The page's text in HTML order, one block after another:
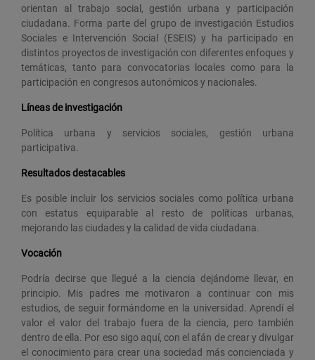
orientan al trabajo social, gestión urbana y participación
ciudadana. Forma parte del grupo de investigación Estudios
Sociales e Intervención Social (ESEIS) y ha participado en
distintos proyectos de investigación con diferentes enfoques y
temáticas, tanto para convocatorias locales como para la
participación en congresos autonómicos y nacionales.
Líneas de investigación
Política urbana y servicios sociales, gestión urbana
participativa.
Resultados destacables
Es posible incluir los servicios sociales como política urbana
con estatus equiparable al resto de políticas urbanas,
mejorando las ciudades y la calidad de vida ciudadana.
Vocación
Podría decirse que llegué a la ciencia dejándome llevar, en
principio. Mis padres me motivaron a continuar con mis
estudios, de seguir formándome en la universidad. Aprendí el
valor el valor del trabajo fuera de la ciencia, pero también
dentro de ella. Por eso sigo aquí, con el afán de crear y divulgar
el conocimiento para crear una sociedad más concienciada y